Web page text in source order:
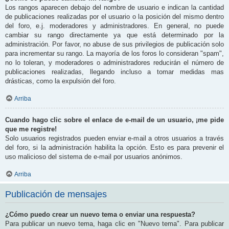
Los rangos aparecen debajo del nombre de usuario e indican la cantidad
de publicaciones realizadas por el usuario o la posición del mismo dentro
del foro, e.j. moderadores y administradores. En general, no puede
cambiar su rango directamente ya que está determinado por la
administración. Por favor, no abuse de sus privilegios de publicación solo
para incrementar su rango. La mayoría de los foros lo consideran "spam",
no lo toleran, y moderadores o administradores reducirán el número de
publicaciones realizadas, llegando incluso a tomar medidas mas
drásticas, como la expulsión del foro.
Arriba
Cuando hago clic sobre el enlace de e-mail de un usuario, ¡me pide
que me registre!
Solo usuarios registrados pueden enviar e-mail a otros usuarios a través
del foro, si la administración habilita la opción. Esto es para prevenir el
uso malicioso del sistema de e-mail por usuarios anónimos.
Arriba
Publicación de mensajes
¿Cómo puedo crear un nuevo tema o enviar una respuesta?
Para publicar un nuevo tema, haga clic en "Nuevo tema". Para publicar